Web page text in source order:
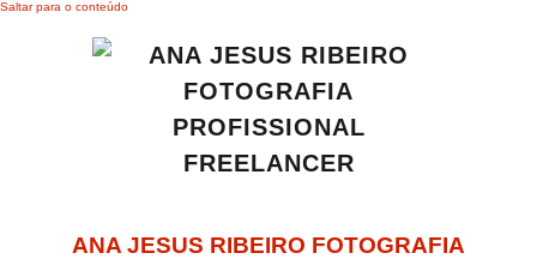
Saltar para o conteúdo
ANA JESUS RIBEIRO FOTOGRAFIA